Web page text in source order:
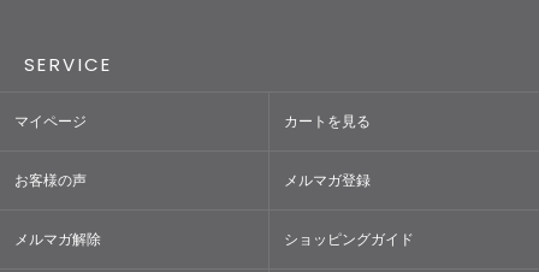
SERVICE
マイページ カートを見る
お客様の声 メルマガ登録
メルマガ解除 ショッピングガイド